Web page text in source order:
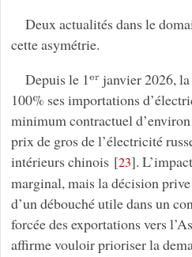
Deux actualités dans le
cette asymétrie.
Depuis le 1ᵉʳ janvier 2026,
100% ses importations
minimum contractuel
prix de gros de l’électricité
intérieurs chinois [23].
marginal, mais la décision
d’un débouché utile dans un
forcée des exportations vers
affirme vouloir prioriser la